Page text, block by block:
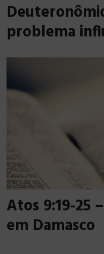
problema
Atos 9:19-25
em Damasco